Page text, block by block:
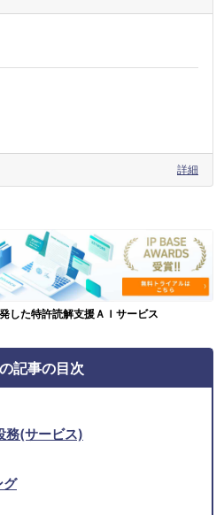
詳細
した特許読解支援ＡＩサービス
記事の目次
務(サービス)
グ